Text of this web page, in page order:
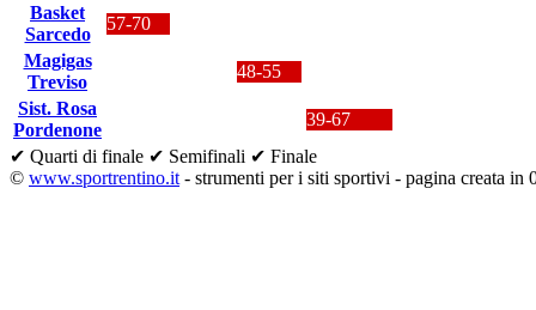
Basket
Sarcedo
57-70
Magigas
Treviso
48-55
Sist. Rosa
Pordenone
39-67
✔ Quarti di finale ✔ Semifinali ✔ Finale
© www.sportrentino.it - strumenti per i siti sportivi - pagina creata in